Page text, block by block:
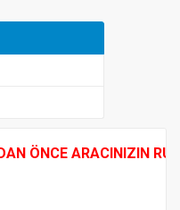
ÖNCE ARACINIZIN